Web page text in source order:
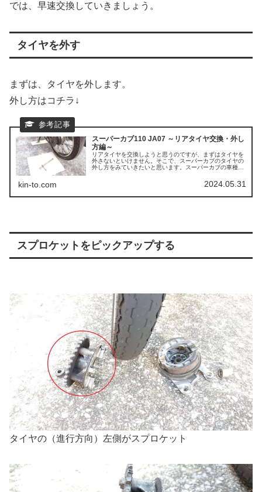
では、早速交換していきましょう。
タイヤを外す
まずは、タイヤを外します。
外し方はコチラ↓
スーパーカブ110 JA07 ～リアタイヤ交換・外し
方編～
リアタイヤを交換しようと思うのですが、まずはタイヤを
外さないといけません。そこで、スーパーカブのタイヤの
外し方をみていきたいと思います。スーパーカブの車種は
kin-to.com 2024.05.31
スプロケットをピックアップする
タイヤの（進行方向）左側がスプロケット